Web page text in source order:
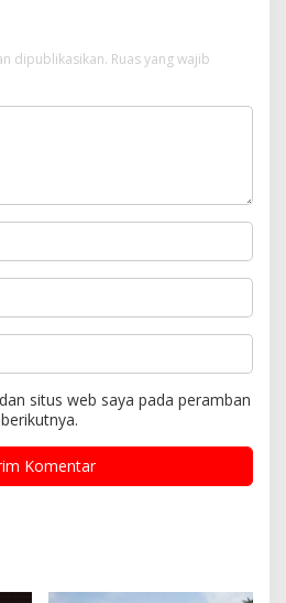
dipublikasikan. Ruas yang wajib
situs web saya pada peramban